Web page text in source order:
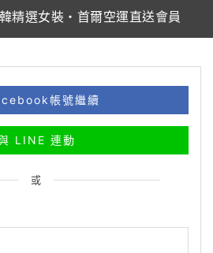
精選女裝・首爾空運直送會員
帳號繼續
LINE 連動
或